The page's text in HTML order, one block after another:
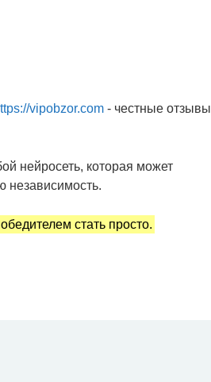
vipobzor.com - честные отзывы
нейросеть, которая может
независимость.
стать просто.